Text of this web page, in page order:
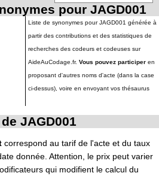
pour JAGD001
Liste de synonymes pour JAGD001 générée à
partir des contributions et des statistiques de
recherches des codeurs et codeuses sur
AideAuCodage.fr. Vous pouvez participer en
proposant d'autres noms d'acte (dans la case
ci-dessus), voire en envoyant vos thésaurus
JAGD001
correspond au tarif de l'acte et du taux
donnée. Attention, le prix peut varier
qui modifient le calcul du